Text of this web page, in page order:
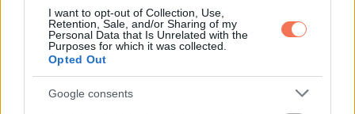
I want to opt-out of Collection, Use,
Retention, Sale, and/or Sharing of my
Personal Data that Is Unrelated with the
Purposes for which it was collected.
Opted Out
Google consents
szerez főként arról, hogy hány látogató kereste fel
weboldalát, a látogatók mennyi időt töltöttek a weboldalon, a
program felismeri a látogató IP címét, ezért tudja követni,
hogy a látogató visszatérő vagy új látogató-e, követhető